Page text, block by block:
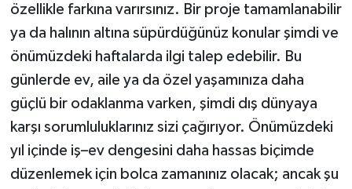
özellikle farkına varırsınız. Bir proje tamamlanabilir
ya da halının altına süpürdüğünüz konular şimdi ve
önümüzdeki haftalarda ilgi talep edebilir. Bu
günlerde ev, aile ya da özel yaşamınıza daha
güçlü bir odaklanma varken, şimdi dış dünyaya
karşı sorumluluklarınız sizi çağırıyor. Önümüzdeki
yıl içinde iş–ev dengesini daha hassas biçimde
düzenlemek için bolca zamanınız olacak; ancak şu